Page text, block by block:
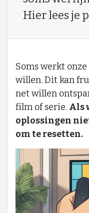
Hier lees je
Soms werkt
willen. Dit kan
net willen
film of serie. Als
oplossingen
om te resetten.